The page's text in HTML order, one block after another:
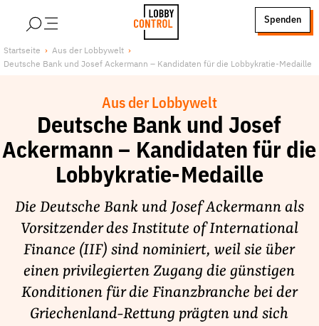
StartSeite
Spenden
Über uns
Finanzierung
Jobs
Publikationen und Material
Lobbykritische Stadtführungen
Unsere Schwerpunkte
Lobbykontrolle und Regeln
Lobbyismus und Klima
Macht der Digitalkonzerne
Spenden & Fördern
Startseite
Aus der Lobbywelt
Deutsche Bank und Josef Ackermann – Kandidaten für die Lobbykratie-Medaille
Aus der Lobbywelt
Deutsche Bank und Josef
Ackermann – Kandidaten für die
Lobbykratie-Medaille
Die Deutsche Bank und Josef Ackermann als
Vorsitzender des Institute of International
Finance (IIF) sind nominiert, weil sie über
einen privilegierten Zugang die günstigen
Konditionen für die Finanzbranche bei der
Griechenland-Rettung prägten und sich